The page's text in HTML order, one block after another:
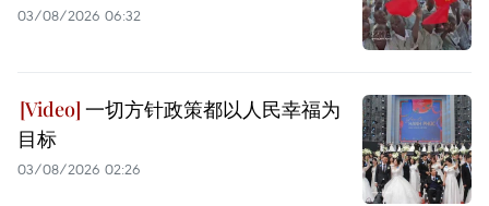
03/08/2026 06:32
一切方针政策都以人民幸福为
目标
03/08/2026 02:26